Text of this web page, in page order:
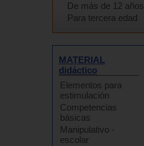
De más de 12 años
Para tercera edad
MATERIAL
didáctico
Elementos para
estimulación
Competencias
básicas
Manipulativo -
escolar